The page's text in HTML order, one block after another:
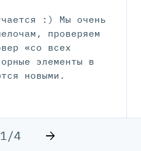
:) Мы очень
проверяем
«со всех
элементы в
новыми.
1/4